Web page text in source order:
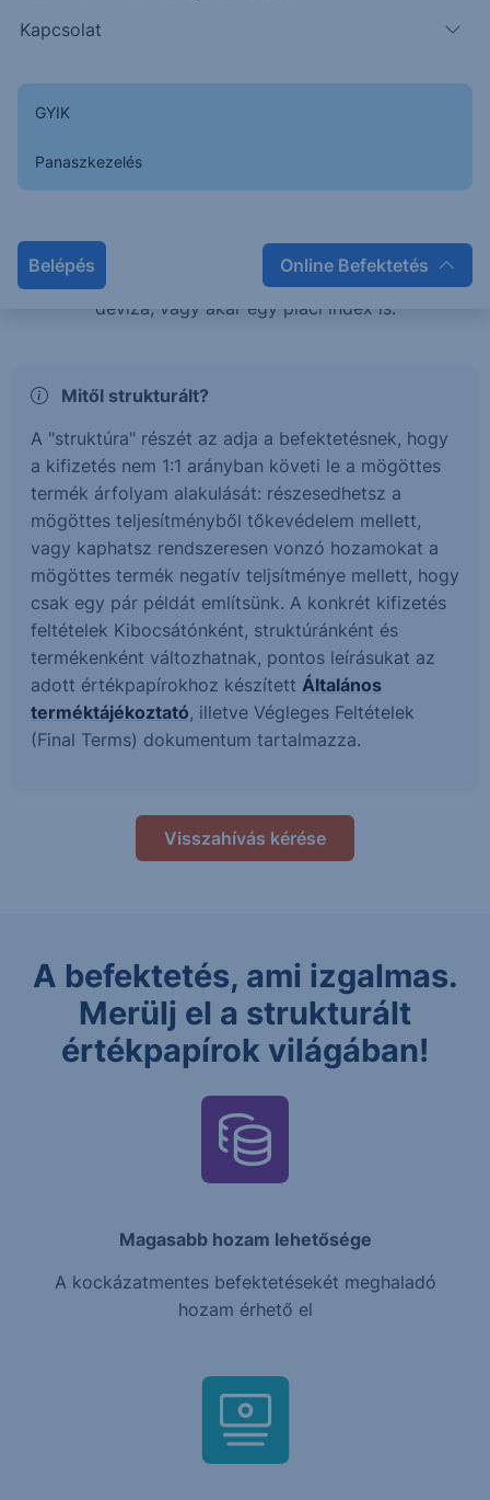
Kapcsolat
GYIK
Panaszkezelés
Belépés Online Befektetés
részesülhetsz, vagy éppen tőkevédelem mellett érhetsz
Mi az a Strukturált értékpapír?
termékhez, vagy termékek kosarához kötött. Ez a
mögöttes termék lehet részvény, kötvény, árucikk,
deviza, vagy akár egy piaci index is.
Mitől strukturált?
A "struktúra" részét az adja a befektetésnek, hogy
a kifizetés nem 1:1 arányban követi le a mögöttes
termék árfolyam alakulását: részesedhetsz a
mögöttes teljesítményből tőkevédelem mellett,
vagy kaphatsz rendszeresen vonzó hozamokat a
mögöttes termék negatív teljsítménye mellett, hogy
csak egy pár példát említsünk. A konkrét kifizetés
feltételek Kibocsátónként, struktúránként és
termékenként változhatnak, pontos leírásukat az
adott értékpapírokhoz készített Általános
terméktájékoztató, illetve Végleges Feltételek
(Final Terms) dokumentum tartalmazza.
Visszahívás kérése
A befektetés, ami izgalmas.
Merülj el a strukturált
értékpapírok világában!
Magasabb hozam lehetősége
A kockázatmentes befektetésekét meghaladó
hozam érhető el